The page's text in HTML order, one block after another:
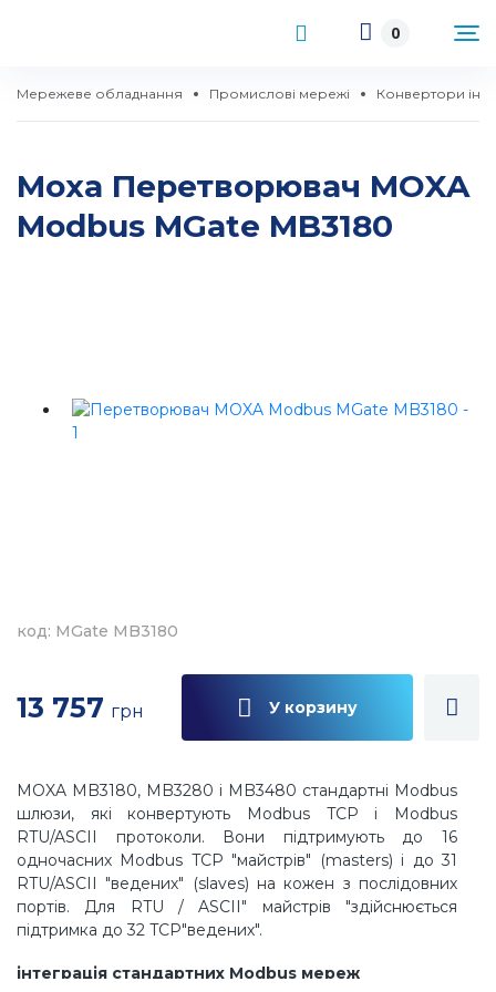
0
Мережеве обладнання Промислові мережі Конвертори
Moxa Перетворювач MOXA
Modbus MGate MB3180
код: MGate MB3180
13 757 грн У корзину
MOXA MB3180, MB3280 і MB3480 стандартні Modbus
шлюзи, які конвертують Modbus TCP і Modbus
RTU/ASCII протоколи. Вони підтримують до 16
одночасних Modbus TCP "майстрів" (masters) і до 31
RTU/ASCII "ведених" (slaves) на кожен з послідовних
портів. Для RTU / ASCII" майстрів "здійснюється
підтримка до 32 TCP"ведених".
інтеграція стандартних Modbus мереж